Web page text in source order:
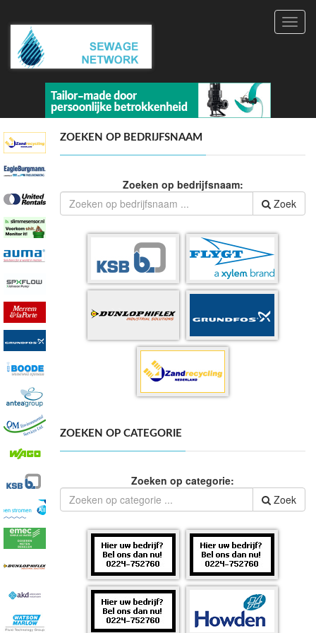
ZOEKEN OP BEDRIJFSNAAM
Zoeken op bedrijfsnaam:
Zoek
ZOEKEN OP CATEGORIE
Zoeken op categorie:
Zoek